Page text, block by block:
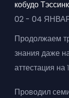
02 - 04
Продолжаем
знания даже
аттестация на
Проводил